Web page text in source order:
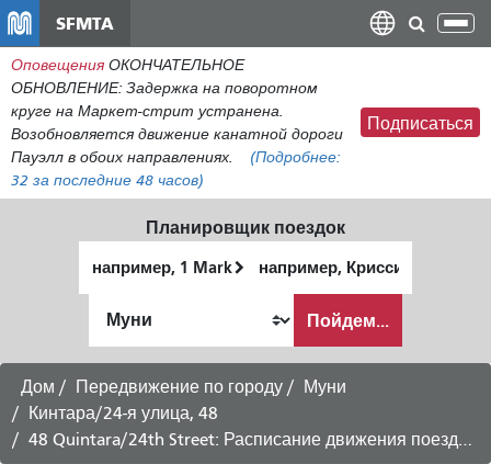
содержанию
SFMTA
Оповещения ОКОНЧАТЕЛЬНОЕ
ОБНОВЛЕНИЕ: Задержка на поворотном
круге на Маркет-стрит устранена.
Возобновляется движение канатной дороги
Пауэлл в обоих направлениях.
(Подробнее:
32 за последние 48 часов)
Подписаться
Планировщик поездок
местоположение
окончания
хочу
путешествовать
Пойдем...
Дом Передвижение по городу
Муни
Кинтара/24-я улица, 48
48 Quintara/24th Street: Расписание движения поездов в направлении Ocean Beach -